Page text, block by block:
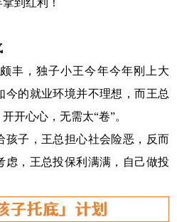
到红利！
丰，独子小王今年今年刚上大
今的就业环境并不理想，而王总
开心心，无需太“卷”。
孩子，王总担心社会险恶，反而
虑，王总投保利满满，自己做投